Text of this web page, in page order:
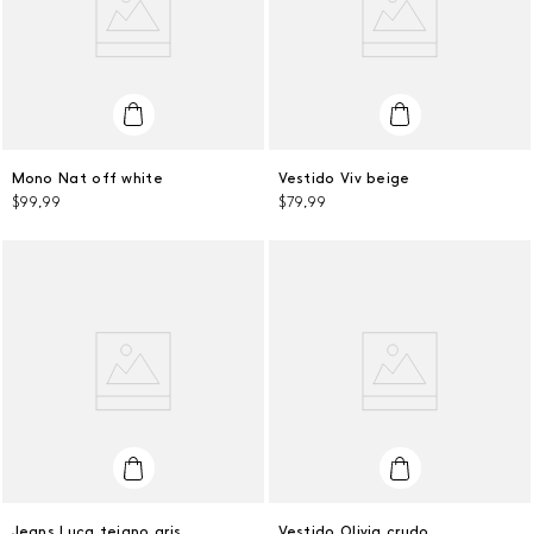
L
Mono Nat off white
$99,99
L
Vestido Viv beige
$79,99
32 L